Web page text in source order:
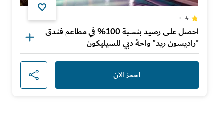
4
احصل على رصيد بنسبة 100% في مطاعم فندق
"راديسون ريد" واحة دبي للسيليكون
احجز الآن